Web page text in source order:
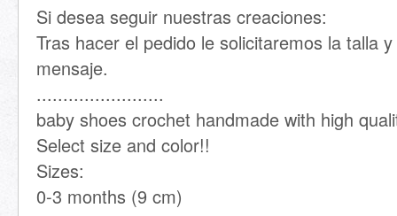
Si desea seguir nuestras creaciones:
Tras hacer el pedido le solicitaremos la talla
mensaje.
........................
baby shoes crochet handmade with high
Select size and color!!
Sizes:
0-3 months (9 cm)